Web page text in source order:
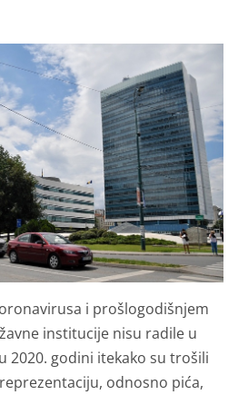
i prošlogodišnjem
institucije nisu radile u
2020. godini itekako su trošili
odnosno pića,